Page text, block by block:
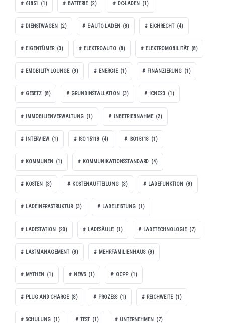
61851 (1) BATTERIE (2) DC-LADEN (1)
DIENSTWAGEN (2) E-AUTO LADEN (3) EICHRECHT (4)
EIGENTÜMER (3) ELEKTROAUTO (8) ELEKTROMOBILITÄT (8)
EMOBILITY LOUNGE (9) ENERGIE (1) FINANZIERUNG (1)
GESETZ (8) GRUNDINSTALLATION (3) ICNC23 (1)
IMMOBILIENVERWALTUNG (1) INBETRIEBNAHME (2)
INTERVIEW (1) ISO 15118 (4) ISO15118 (1)
KOMMUNEN (1) KOMMUNIKATIONSSTANDARD (4)
KOSTEN (3) KOSTENAUFTEILUNG (3) LADEFUNKTION (8)
LADEINFRASTRUKTUR (3) LADELEISTUNG (1)
LADESTATION (20) LADESÄULE (1) LADETECHNOLOGIE (7)
LASTMANAGEMENT (3) MEHRFAMILIENHAUS (3)
MYTHEN (1) NEWS (1) OCPP (1)
PLUG AND CHARGE (8) PROZESS (1) REICHWEITE (1)
SCHULUNG (1) TEST (1) UNTERNEHMEN (7)